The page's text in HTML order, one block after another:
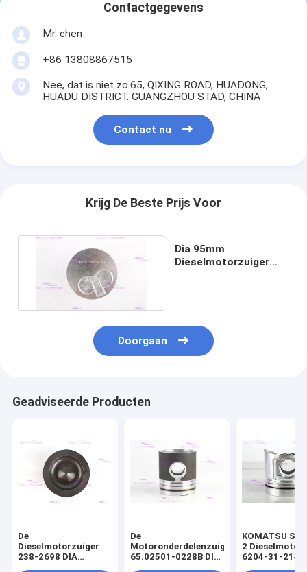
Contactgegevens
Mr. chen
+86 13808867515
Nee, dat is niet zo.65, QIXING ROAD, HUADONG,
HUADU DISTRICT. GUANGZHOU STAD, CHINA
Contact nu
Krijg De Beste Prijs Voor
Dia 95mm
Dieselmotorzuiger
Doorgaan
Geadviseerde Producten
De
Dieselmotorzuiger
238-2698 DIA
De
Motoronderdelenzuiger
65.02501-0228B DIA
KOMATSU
2
6204-31-2141